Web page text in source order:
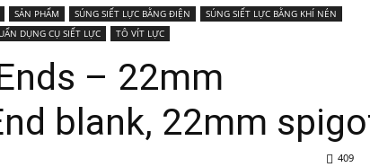
SẢN PHẨM SÚNG SIẾT LỰC BẰNG ĐIỆN
SÚNG SIẾT LỰC BẰNG KHÍ NÉN
DỤNG CỤ SIẾT LỰC TÔ VÍT LỰC
– 22mm
blank, 22mm
409